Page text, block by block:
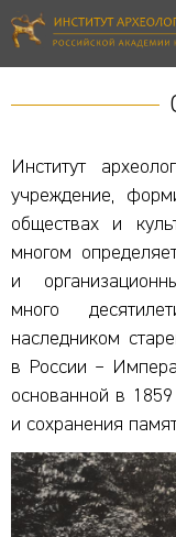
Институт
учреждение,
обществах и
многом
и
много
наследником
в России –
основанной в
и сохранения